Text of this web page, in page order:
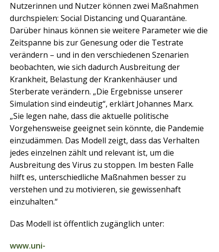
Nutzerinnen und Nutzer können zwei Maßnahmen
durchspielen: Social Distancing und Quarantäne.
Darüber hinaus können sie weitere Parameter wie die
Zeitspanne bis zur Genesung oder die Testrate
verändern – und in den verschiedenen Szenarien
beobachten, wie sich dadurch Ausbreitung der
Krankheit, Belastung der Krankenhäuser und
Sterberate verändern. „Die Ergebnisse unserer
Simulation sind eindeutig“, erklärt Johannes Marx.
„Sie legen nahe, dass die aktuelle politische
Vorgehensweise geeignet sein könnte, die Pandemie
einzudämmen. Das Modell zeigt, dass das Verhalten
jedes einzelnen zählt und relevant ist, um die
Ausbreitung des Virus zu stoppen. Im besten Falle
hilft es, unterschiedliche Maßnahmen besser zu
verstehen und zu motivieren, sie gewissenhaft
einzuhalten.“
Das Modell ist öffentlich zugänglich unter:
www.uni-